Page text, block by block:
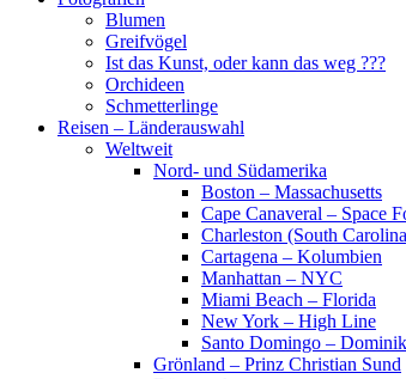
Blumen
Greifvögel
Ist das Kunst, oder kann das weg ???
Orchideen
Schmetterlinge
Reisen – Länderauswahl
Weltweit
Nord- und Südamerika
Boston – Massachusetts
Cape Canaveral – Space
Charleston (South
Cartagena – Kolumbien
Manhattan – NYC
Miami Beach – Florida
New York – High Line
Santo Domingo –
Grönland – Prinz Christian Sund